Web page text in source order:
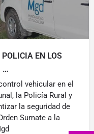
EN LOS
…
vehicular en el
la Policía Rural y
la seguridad de
Sumate a la